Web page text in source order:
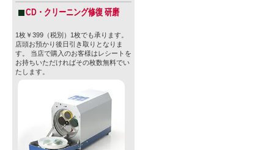
CD・クリーニング修復 研磨
1枚￥399（税別）1枚でも承ります。
店頭お預かり後日引き取りとなりま
す。 当店で購入のお客様はレシートを
お持ちいただければその枚数無料でい
たします。